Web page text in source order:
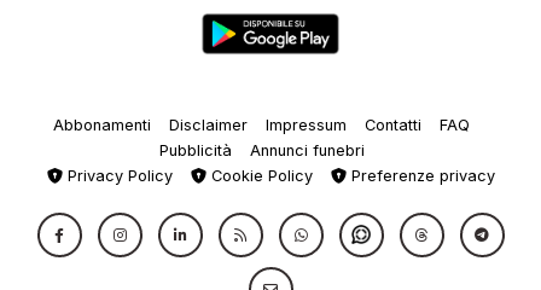
Abbonamenti Disclaimer Impressum Contatti
FAQ
Pubblicità
Annunci funebri
Privacy Policy
Cookie Policy Preferenze privacy